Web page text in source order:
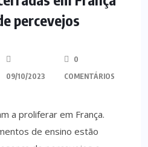
percevejos
09/10/2023
0
COMENTÁRIOS
a proliferar em França.
de ensino estão